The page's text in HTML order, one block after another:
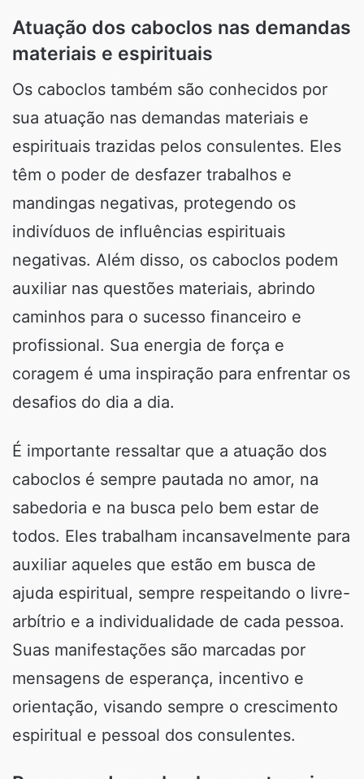
Atuação dos caboclos nas demandas
materiais e espirituais
Os caboclos também são conhecidos por
sua atuação nas demandas materiais e
espirituais trazidas pelos consulentes. Eles
têm o poder de desfazer trabalhos e
mandingas negativas, protegendo os
indivíduos de influências espirituais
negativas. Além disso, os caboclos podem
auxiliar nas questões materiais, abrindo
caminhos para o sucesso financeiro e
profissional. Sua energia de força e
coragem é uma inspiração para enfrentar os
desafios do dia a dia.
É importante ressaltar que a atuação dos
caboclos é sempre pautada no amor, na
sabedoria e na busca pelo bem estar de
todos. Eles trabalham incansavelmente para
auxiliar aqueles que estão em busca de
ajuda espiritual, sempre respeitando o livre-
arbítrio e a individualidade de cada pessoa.
Suas manifestações são marcadas por
mensagens de esperança, incentivo e
orientação, visando sempre o crescimento
espiritual e pessoal dos consulentes.